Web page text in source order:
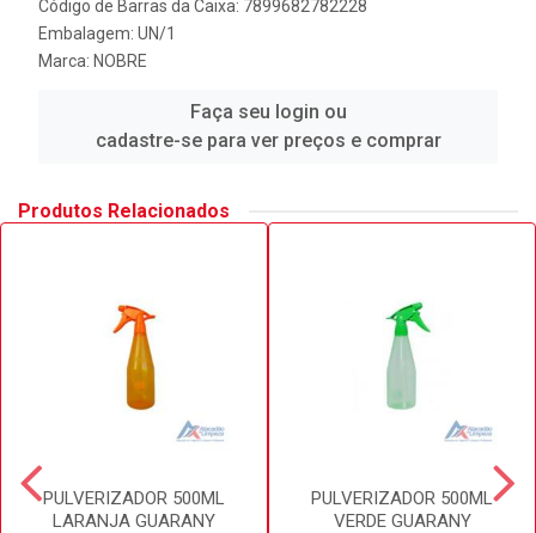
Código de Barras da Caixa: 7899682782228
Embalagem: UN/1
Marca: NOBRE
Faça seu login ou
cadastre-se para ver preços e comprar
Produtos Relacionados
PULVERIZADOR 500ML
LARANJA GUARANY
PULVERIZADOR 500ML
VERDE GUARANY